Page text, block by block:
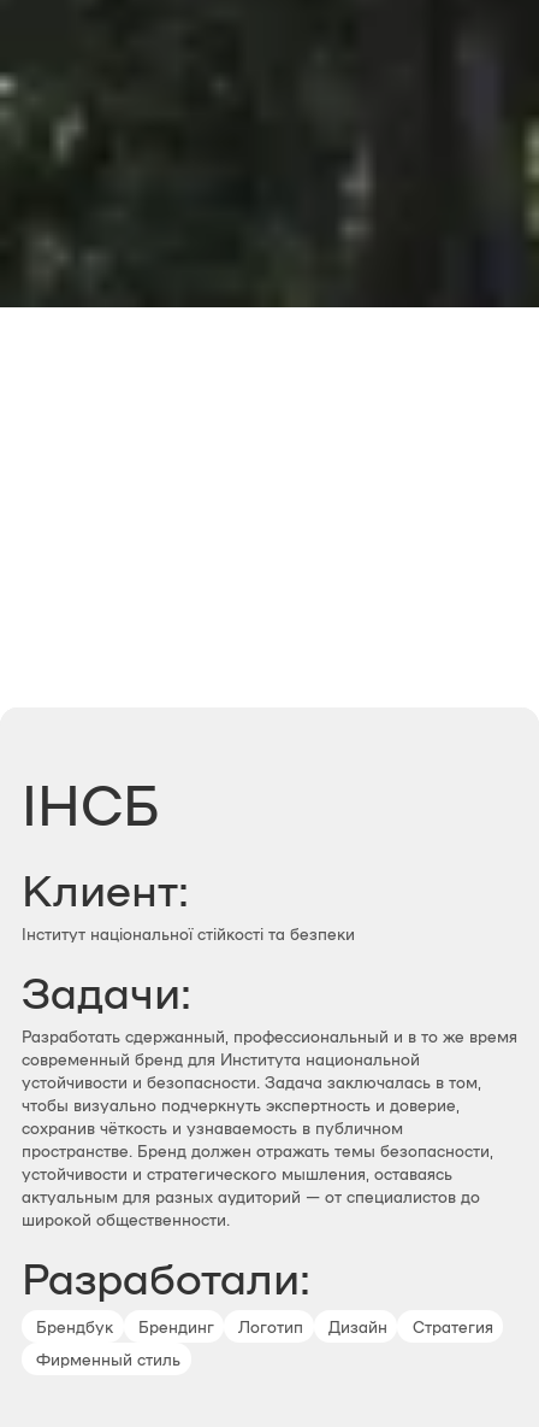
ІНСБ
Клиент:
Інститут національної стійкості та безпеки
Задачи:
Разработать сдержанный, профессиональный и в то же время
современный бренд для Института национальной
устойчивости и безопасности. Задача заключалась в том,
чтобы визуально подчеркнуть экспертность и доверие,
сохранив чёткость и узнаваемость в публичном
пространстве. Бренд должен отражать темы безопасности,
устойчивости и стратегического мышления, оставаясь
актуальным для разных аудиторий — от специалистов до
широкой общественности.
Разработали:
Брендбук Брендинг Логотип Дизайн
Стратегия
Фирменный стиль